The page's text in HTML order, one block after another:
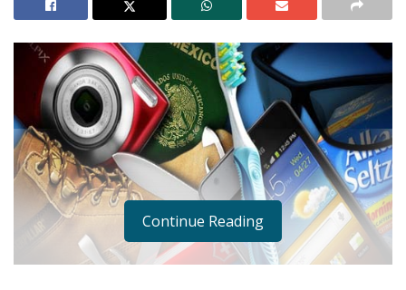
Continue Reading